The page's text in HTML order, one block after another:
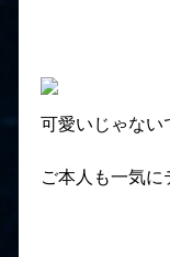
可愛いじゃない
ご本人も一気